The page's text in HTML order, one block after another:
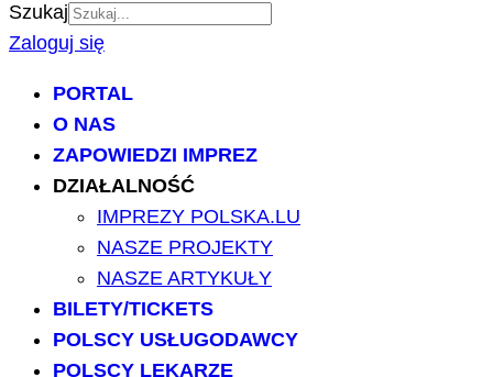
Szukaj
Zaloguj się
PORTAL
O NAS
ZAPOWIEDZI IMPREZ
DZIAŁALNOŚĆ
IMPREZY POLSKA.LU
NASZE PROJEKTY
NASZE ARTYKUŁY
BILETY/TICKETS
POLSCY USŁUGODAWCY
POLSCY LEKARZE